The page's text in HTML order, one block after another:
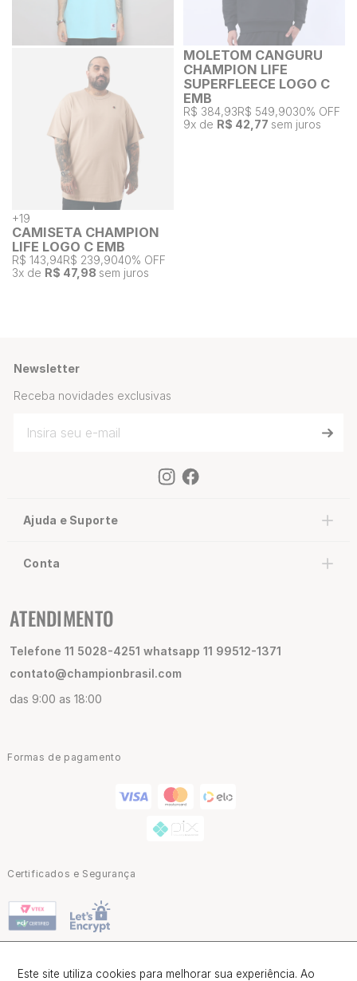
+19
CAMISETA CHAMPION
LIFE LOGO C EMB
R$ 143,94R$ 239,9040% OFF
3x de R$ 47,98 sem juros
MOLETOM CANGURU
CHAMPION LIFE
SUPERFLEECE LOGO C
EMB
R$ 384,93R$ 549,9030% OFF
9x de R$ 42,77 sem juros
Newsletter
Receba novidades exclusivas
Ajuda e Suporte
Conta
ATENDIMENTO
Telefone 11 5028-4251 whatsapp 11 99512-1371
contato@championbrasil.com
das 9:00 as 18:00
Formas de pagamento
Certificados e Segurança
Este site utiliza cookies para melhorar sua experiência. Ao